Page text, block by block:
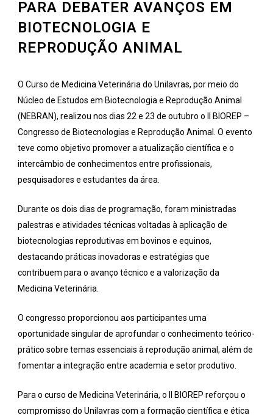
PARA DEBATER AVANÇOS EM
BIOTECNOLOGIA E
REPRODUÇÃO ANIMAL
O Curso de Medicina Veterinária do Unilavras, por meio do
Núcleo de Estudos em Biotecnologia e Reprodução Animal
(NEBRAN), realizou nos dias 22 e 23 de outubro o II BIOREP –
Congresso de Biotecnologias e Reprodução Animal. O evento
teve como objetivo promover a atualização científica e o
intercâmbio de conhecimentos entre profissionais,
pesquisadores e estudantes da área.
Durante os dois dias de programação, foram ministradas
palestras e atividades técnicas voltadas à aplicação de
biotecnologias reprodutivas em bovinos e equinos,
destacando práticas inovadoras e estratégias que
contribuem para o avanço técnico e a valorização da
Medicina Veterinária.
O congresso proporcionou aos participantes uma
oportunidade singular de aprofundar o conhecimento teórico-
prático sobre temas essenciais à reprodução animal, além de
fomentar a integração entre academia e setor produtivo.
Para o curso de Medicina Veterinária, o II BIOREP reforçou o
compromisso do Unilavras com a formação científica e ética